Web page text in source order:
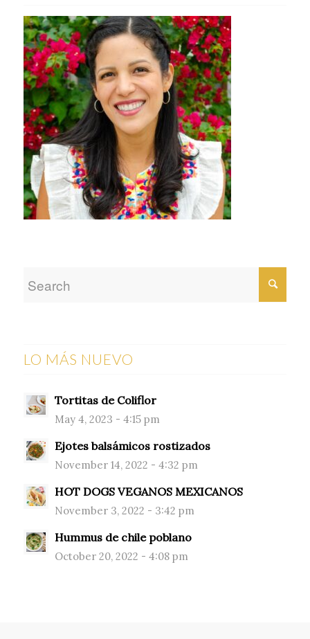
LO MÁS NUEVO
Tortitas de Coliflor
May 4, 2023 - 4:15 pm
Ejotes balsámicos rostizados
November 14, 2022 - 4:32 pm
HOT DOGS VEGANOS MEXICANOS
November 3, 2022 - 3:42 pm
Hummus de chile poblano
October 20, 2022 - 4:08 pm